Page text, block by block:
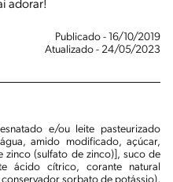
adorar!
Publicado - 16/10/2019
Atualizado - 24/05/2023
e/ou leite pasteurizado
amido modificado, açúcar,
zinco (sulfato de zinco)], suco de
ácido cítrico, corante natural